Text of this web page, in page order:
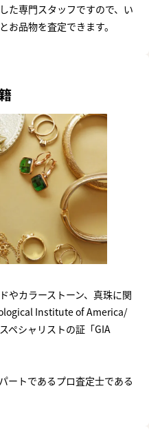
た専門スタッフですので、い
お品物を査定できます。
やカラーストーン、真珠に関
Institute of America/
ペシャリストの証「GIA
ートであるプロ査定士である